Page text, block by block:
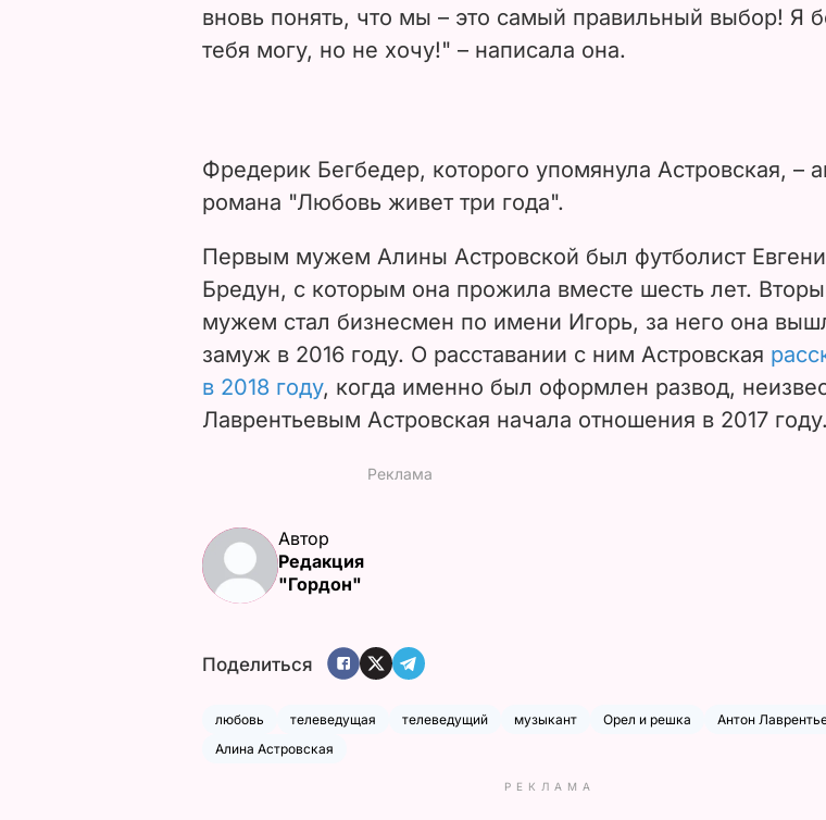
вновь понять, что мы – это самый правильный выбор! Я
тебя могу, но не хочу!" – написала она.
Фредерик Бегбедер, которого упомянула Астровская, –
романа "Любовь живет три года".
Первым мужем Алины Астровской был футболист
Бредун, с которым она прожила вместе шесть лет.
мужем стал бизнесмен по имени Игорь, за него она
замуж в 2016 году. О расставании с ним Астровская
в 2018 году, когда именно был оформлен развод,
Лаврентьевым Астровская начала отношения в 2017 году.
Автор
Редакция
"Гордон"
Поделиться
любовь телеведущая телеведущий музыкант Орел и решка
Антон
Алина Астровская
РЕКЛАМА